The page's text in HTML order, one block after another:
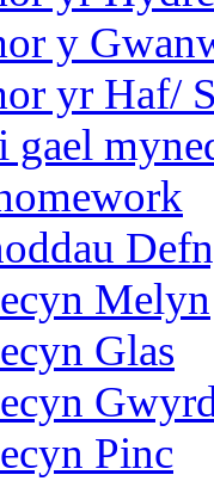
y
yr Haf/
gael
Melyn
Glas
Pinc